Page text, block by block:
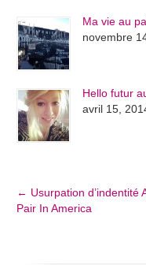
Ma vie au
novembre
Hello futur
avril 15,
← Usurpation d’indentité
Pair In America